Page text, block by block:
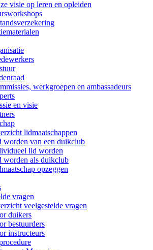
visie op leren en opleiden
werkgroepen en ambassadeurs
en visie
lidmaatschappen
worden van een duikclub
lid worden
worden als duikclub
opzeggen
vragen
veelgestelde vragen
duikers
bestuurders
instructeurs